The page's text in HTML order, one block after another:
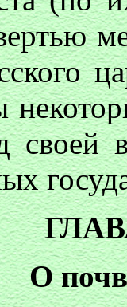
своей
О